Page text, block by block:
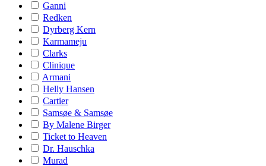
Ganni
Redken
Dyrberg Kern
Karmameju
Clarks
Clinique
Armani
Helly Hansen
Cartier
Samsøe & Samsøe
By Malene Birger
Ticket to Heaven
Dr. Hauschka
Murad